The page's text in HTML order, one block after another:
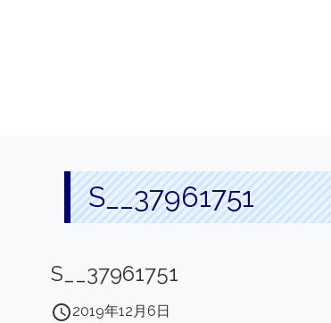
S__37961751
S__37961751
access_time2019年12月6日